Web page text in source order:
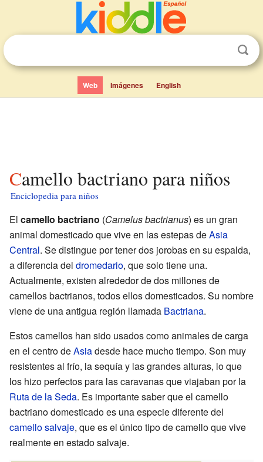
Web Imágenes English
Camello bactriano para niños
Enciclopedia para niños
El camello bactriano (Camelus bactrianus) es un gran
animal domesticado que vive en las estepas deAsia
Central. Se distingue por tener dos jorobas en su espalda,
a diferencia del dromedario, que solo tiene una.
Actualmente, existen alrededor de dos millones de
camellos bactrianos, todos ellos domesticados. Su nombre
viene de una antigua región llamada Bactriana.
Estos camellos han sido usados como animales de carga
en el centro deAsiadesde hace mucho tiempo. Son muy
resistentes al frío, la sequía y las grandes alturas, lo que
los hizo perfectos para las caravanas que viajaban por la
Ruta de la Seda. Es importante saber que el camello
bactriano domesticado es una especie diferente del
camello salvaje, que es el único tipo de camello que vive
realmente en estado salvaje.